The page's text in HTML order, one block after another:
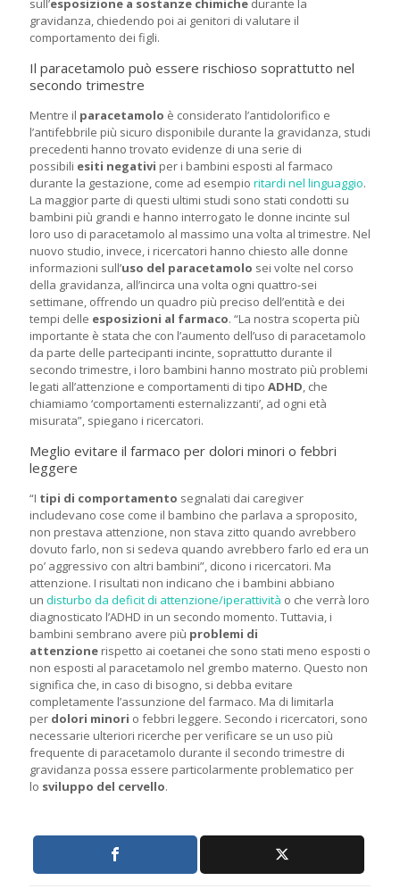
gravidanza, chiedendo poi ai genitori di valutare il
comportamento dei figli.
Il paracetamolo può essere rischioso soprattutto nel
secondo trimestre
Mentre il paracetamolo è considerato l’antidolorifico e
l’antifebbrile più sicuro disponibile durante la gravidanza, studi
precedenti hanno trovato evidenze di una serie di
possibili esiti negativi per i bambini esposti al farmaco
durante la gestazione, come ad esempio ritardi nel linguaggio.
La maggior parte di questi ultimi studi sono stati condotti su
bambini più grandi e hanno interrogato le donne incinte sul
loro uso di paracetamolo al massimo una volta al trimestre. Nel
nuovo studio, invece, i ricercatori hanno chiesto alle donne
informazioni sull’uso del paracetamolo sei volte nel corso
della gravidanza, all’incirca una volta ogni quattro-sei
settimane, offrendo un quadro più preciso dell’entità e dei
tempi delle esposizioni al farmaco. “La nostra scoperta più
importante è stata che con l’aumento dell’uso di paracetamolo
da parte delle partecipanti incinte, soprattutto durante il
secondo trimestre, i loro bambini hanno mostrato più problemi
legati all’attenzione e comportamenti di tipo ADHD , che
chiamiamo ‘comportamenti esternalizzanti’, ad ogni età
misurata”, spiegano i ricercatori.
Meglio evitare il farmaco per dolori minori o febbri
leggere
“I tipi di comportamento segnalati dai caregiver
includevano cose come il bambino che parlava a sproposito,
non prestava attenzione, non stava zitto quando avrebbero
dovuto farlo, non si sedeva quando avrebbero farlo ed era un
po’ aggressivo con altri bambini”, dicono i ricercatori. Ma
attenzione. I risultati non indicano che i bambini abbiano
un disturbo da deficit di attenzione/iperattività o che verrà loro
diagnosticato l’ADHD in un secondo momento. Tuttavia, i
bambini sembrano avere più problemi di
attenzione rispetto ai coetanei che sono stati meno esposti o
non esposti al paracetamolo nel grembo materno. Questo non
significa che, in caso di bisogno, si debba evitare
completamente l’assunzione del farmaco. Ma di limitarla
per dolori minori o febbri leggere. Secondo i ricercatori, sono
necessarie ulteriori ricerche per verificare se un uso più
frequente di paracetamolo durante il secondo trimestre di
gravidanza possa essere particolarmente problematico per
lo sviluppo del cervello.